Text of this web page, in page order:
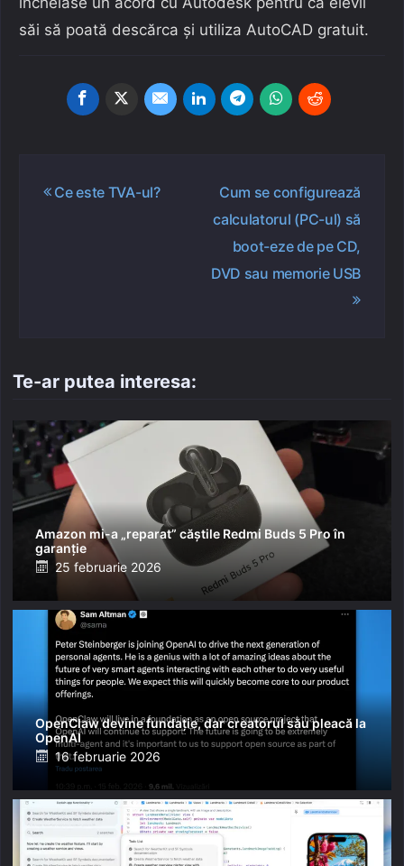
săi să poată descărca și utiliza AutoCAD gratuit.
Navigare
Ce este TVA-ul?
Cum se configurează
calculatorul (PC-ul) să
boot-eze de pe CD,
DVD sau memorie USB
Te-ar putea interesa:
Amazon mi-a „reparat” căștile Redmi Buds 5 Pro în
garanție
Posted
25 februarie 2026
OpenClaw devine fundație, dar creatorul său pleacă la
OpenAI
Posted
16 februarie 2026